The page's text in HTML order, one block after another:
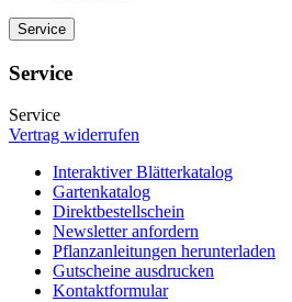
Service
Service
Service
Vertrag widerrufen
Interaktiver Blätterkatalog
Gartenkatalog
Direktbestellschein
Newsletter anfordern
Pflanzanleitungen herunterladen
Gutscheine ausdrucken
Kontaktformular